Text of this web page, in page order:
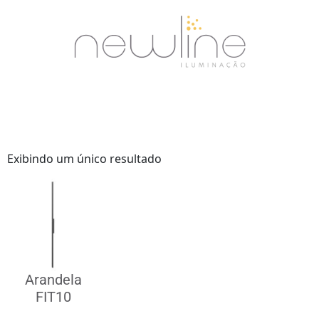
Exibindo um único resultado
Arandela
FIT10